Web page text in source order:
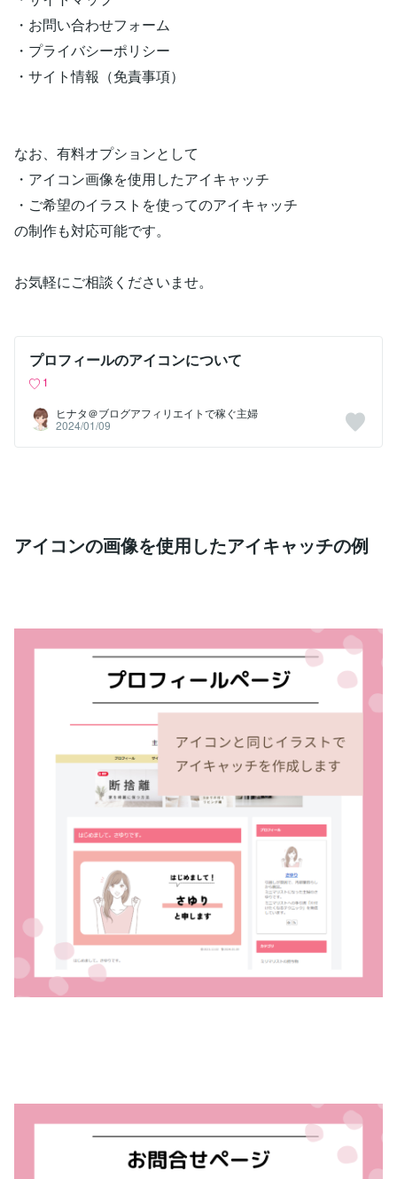
・お問い合わせフォーム
・プライバシーポリシー
・サイト情報（免責事項）
なお、有料オプションとして
・アイコン画像を使用したアイキャッチ
・ご希望のイラストを使ってのアイキャッチ
の制作も対応可能です。
お気軽にご相談くださいませ。
プロフィールのアイコンについて
1
ヒナタ＠ブログアフィリエイトで稼ぐ主婦
2024/01/09
アイコンの画像を使用したアイキャッチの例